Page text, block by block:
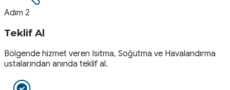
Adım 2
Teklif Al
Bölgende hizmet veren Isıtma, Soğutma ve Havalandırma
ustalarından anında teklif al.